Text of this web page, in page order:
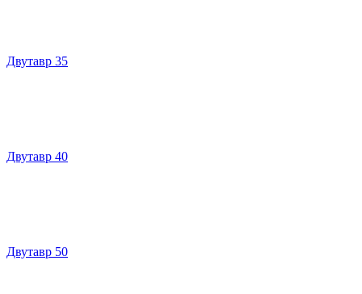
Двутавр 35
Двутавр 40
Двутавр 50